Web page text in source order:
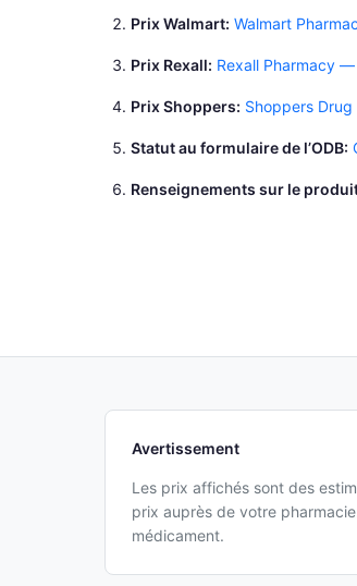
Prix Walmart Walmart
Prix Rexall Rexall Pharmacy
Prix Shoppers Shoppers
Statut au formulaire de l’ODB
Renseignements sur le
Avertissement
Les prix affichés sont des
prix auprès de votre
médicament.